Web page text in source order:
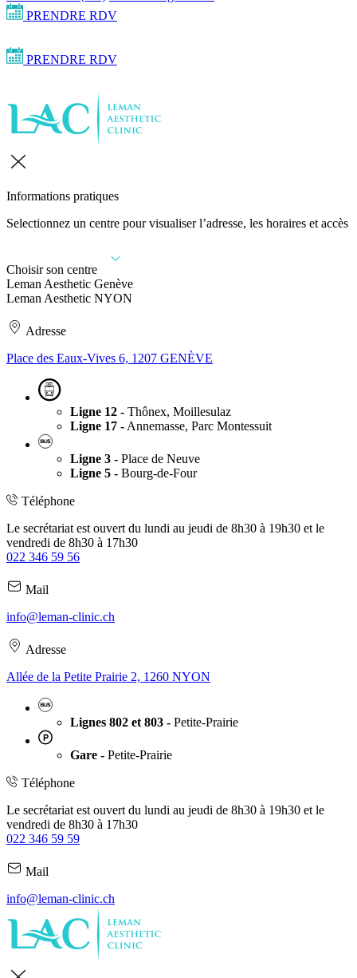
PRENDRE RDV
PRENDRE RDV
Informations pratiques
Selectionnez un centre pour visualiser l’adresse, les horaires et accès
Choisir son centre
Leman Aesthetic Genève
Leman Aesthetic NYON
Adresse
Place des Eaux-Vives 6, 1207 GENÈVE
Ligne 12 - Thônex, Moillesulaz
Ligne 17 - Annemasse, Parc Montessuit
Ligne 3 - Place de Neuve
Ligne 5 - Bourg-de-Four
Téléphone
Le secrétariat est ouvert du lundi au jeudi de 8h30 à 19h30 et le
vendredi de 8h30 à 17h30
022 346 59 56
Mail
info@leman-clinic.ch
Adresse
Allée de la Petite Prairie 2, 1260 NYON
Lignes 802 et 803 - Petite-Prairie
Gare - Petite-Prairie
Téléphone
Le secrétariat est ouvert du lundi au jeudi de 8h30 à 19h30 et le
vendredi de 8h30 à 17h30
022 346 59 59
Mail
info@leman-clinic.ch